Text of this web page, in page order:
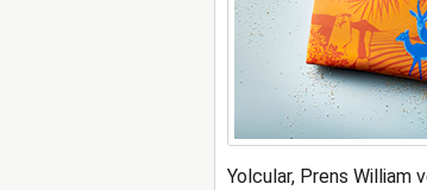
Yolcular, Prens William